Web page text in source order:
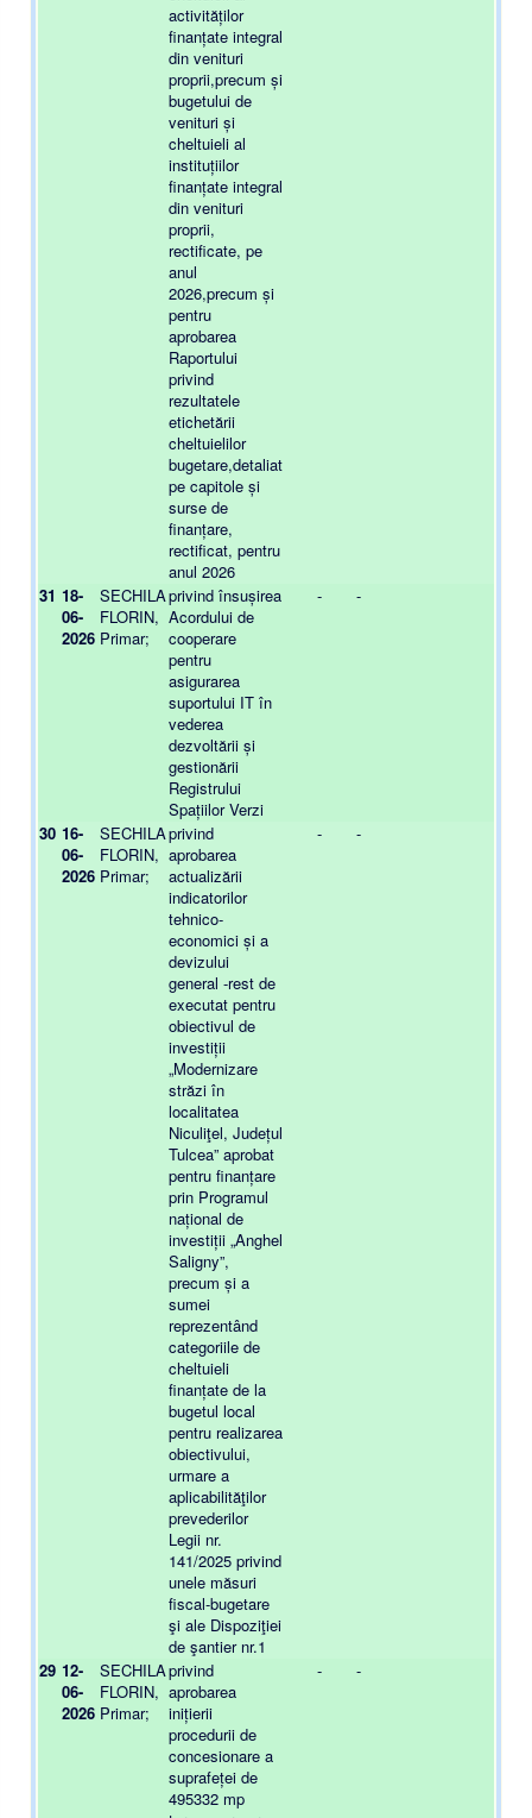
activităților
finanțate integral
din venituri
proprii,precum și
bugetului de
venituri și
cheltuieli al
instituțiilor
finanțate integral
din venituri
proprii,
rectificate, pe
anul
2026,precum și
pentru
aprobarea
Raportului
privind
rezultatele
etichetării
cheltuielilor
bugetare,detaliat
pe capitole și
surse de
finanțare,
rectificat, pentru
anul 2026
31 18-
06-
2026
SECHILA
FLORIN,
Primar;
privind însușirea
Acordului de
cooperare
pentru
asigurarea
suportului IT în
vederea
dezvoltării și
gestionării
Registrului
Spațiilor Verzi
- -
30 16-
06-
2026
SECHILA
FLORIN,
Primar;
privind
aprobarea
actualizării
indicatorilor
tehnico-
economici și a
devizului
general -rest de
executat pentru
obiectivul de
investiții
„Modernizare
străzi în
localitatea
Niculiţel, Județul
Tulcea” aprobat
pentru finanțare
prin Programul
național de
investiții „Anghel
Saligny”,
precum și a
sumei
reprezentând
categoriile de
cheltuieli
finanțate de la
bugetul local
pentru realizarea
obiectivului,
urmare a
aplicabilităţilor
prevederilor
Legii nr.
141/2025 privind
unele măsuri
fiscal-bugetare
şi ale Dispoziţiei
de şantier nr.1
- -
29 12-
06-
2026
SECHILA
FLORIN,
Primar;
privind
aprobarea
inițierii
procedurii de
concesionare a
suprafeței de
495332 mp
- -